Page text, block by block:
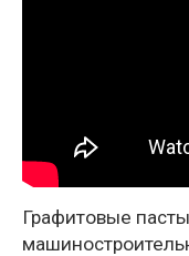
Графитовые